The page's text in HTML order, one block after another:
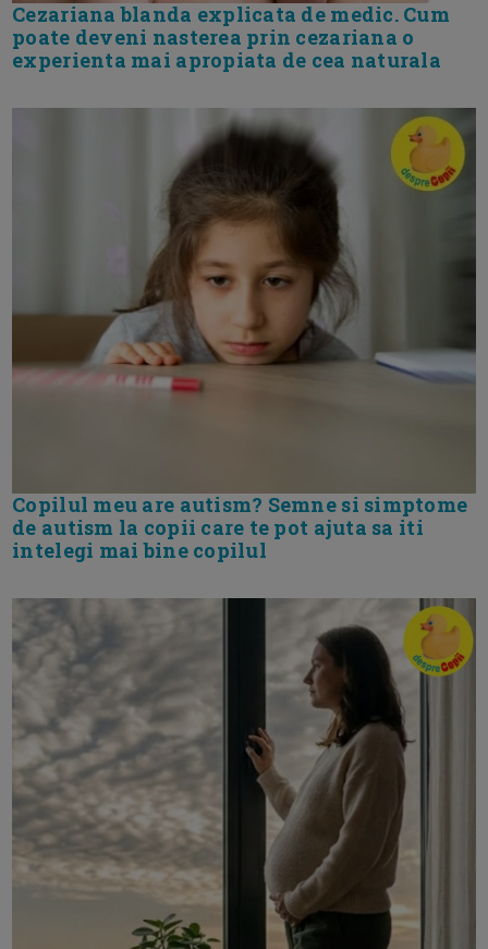
Cezariana blanda explicata de medic. Cum
poate deveni nasterea prin cezariana o
experienta mai apropiata de cea naturala
Copilul meu are autism? Semne si simptome
de autism la copii care te pot ajuta sa iti
intelegi mai bine copilul